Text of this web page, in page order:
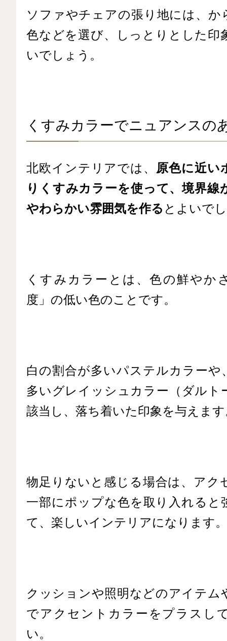
ソファやチェアの張り地には、か
色などを選び、しっとりとした印
いでしょう。
くすみカラーでニュアンスの
北欧インテリアでは、 原色に近い
りくすみカラーを使って、境界線
やわらかい雰囲気を作る とよいで
くすみカラーとは、色の鮮やか
度」の低い色のことです。
白の割合が多いパステルカラーや
多いグレイッシュカラー（ダルト
該当し、落ち着いた印象を与えま
物足りないと感じる場合は、アク
一部にポップな色を取り入れると
て、楽しいインテリアになります。
クッションや照明などのアイテム
でアクセントカラーをプラスし
い。